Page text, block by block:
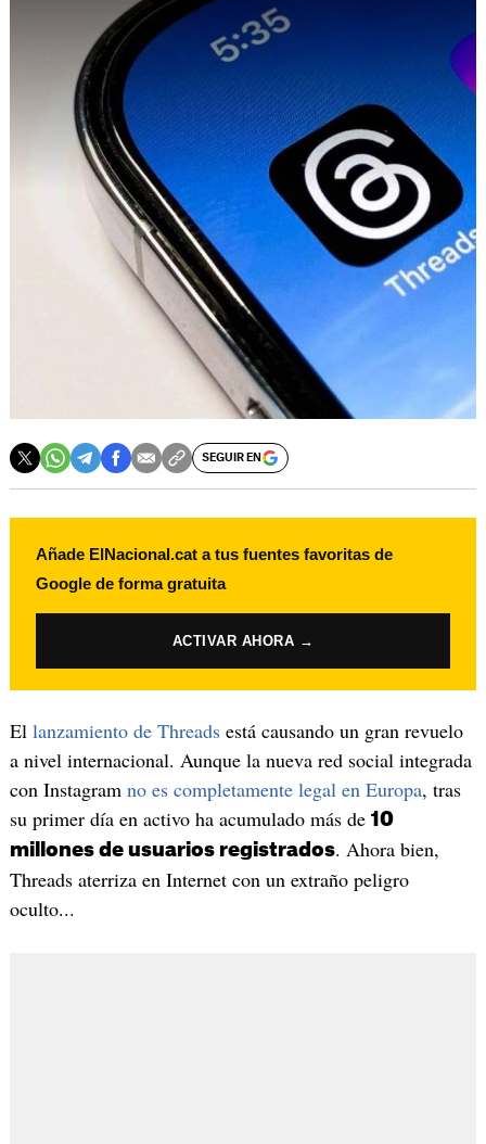
SEGUIR EN
Añade ElNacional.cat a tus fuentes favoritas de
Google de forma gratuita
ACTIVAR AHORA →
El lanzamiento de Threadsestá causando un gran revuelo
a nivel internacional. Aunque la nueva red social integrada
con Instagram no es completamente legal en Europa, tras
su primer día en activo ha acumulado más de 10
millones de usuarios registrados. Ahora bien,
Threads aterriza en Internet con un extraño peligro
oculto...